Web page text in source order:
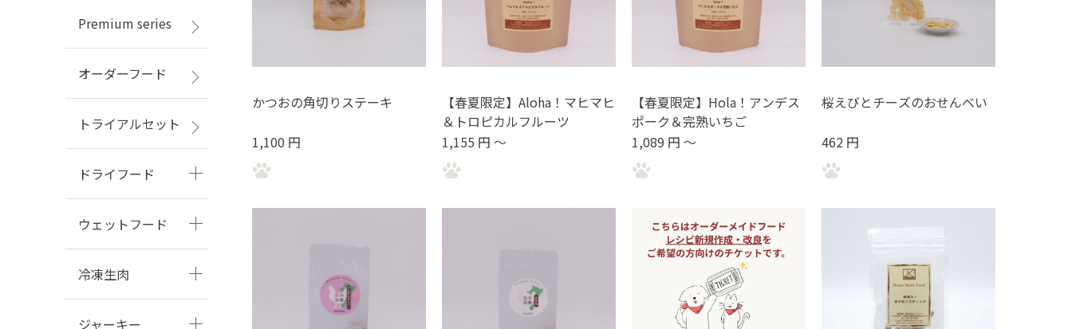
Premium series
オーダーフード
トライアルセット
ドライフード
ウェットフード
冷凍生肉
ジャーキー
かつおの角切りステーキ
1,100 円
【春夏限定】Aloha！マヒマヒ
＆トロピカルフルーツ
1,155 円 ～
【春夏限定】Hola！アンデス
ポーク＆完熟いちご
1,089 円 ～
桜えびとチーズのおせんべい
462 円